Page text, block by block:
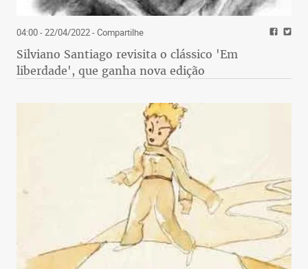
04:00 - 22/04/2022- Compartilhe
Silviano Santiago revisita o clássico 'Em
liberdade', que ganha nova edição